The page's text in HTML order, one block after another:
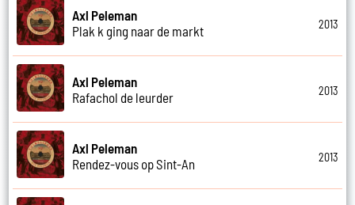
Axl Peleman
Plak k ging naar de markt
2013
Axl Peleman
Rafachol de leurder
2013
Axl Peleman
Rendez-vous op Sint-An
2013